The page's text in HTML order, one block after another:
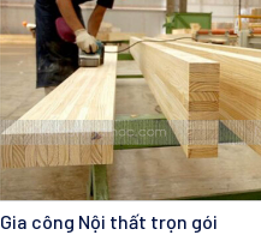
Gia công Nội thất trọn gói